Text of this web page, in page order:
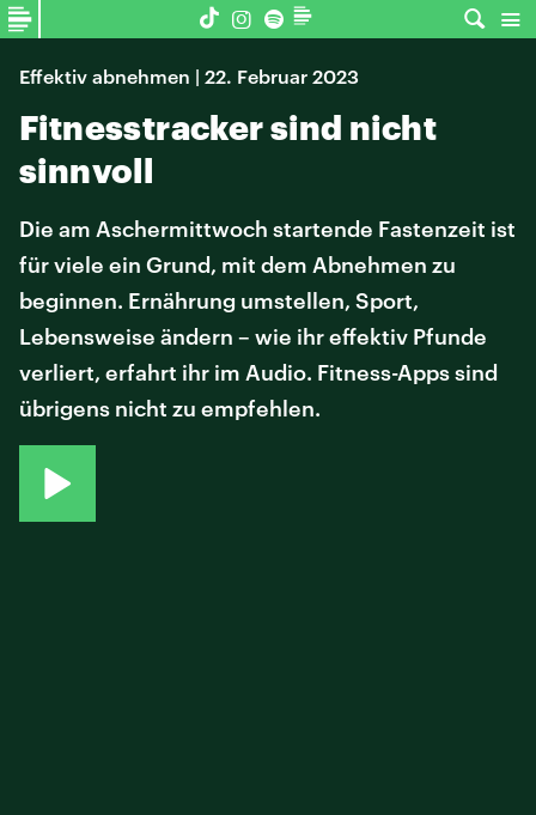
Effektiv abnehmen | 22. Februar 2023
Fitnesstracker sind nicht
sinnvoll
Die am Aschermittwoch startende Fastenzeit ist
für viele ein Grund, mit dem Abnehmen zu
beginnen. Ernährung umstellen, Sport,
Lebensweise ändern – wie ihr effektiv Pfunde
verliert, erfahrt ihr im Audio. Fitness-Apps sind
übrigens nicht zu empfehlen.